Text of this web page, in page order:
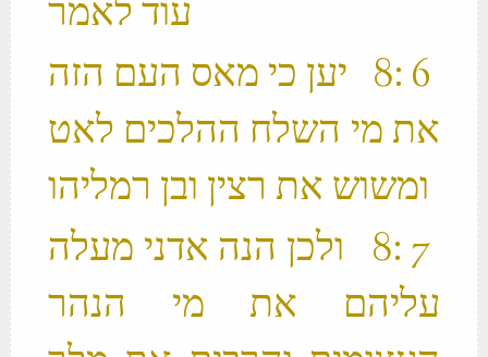
‫ 6 ׃8 יען כי מאס העם הזה
את מי השלח ההלכים לאט
‫ 7 ׃8 ולכן הנה אדני מעלה
עליהם את מי הנהר